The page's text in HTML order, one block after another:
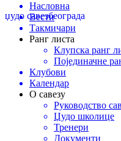
џудо савезбеограда
Насловна
Вести
Такмичари
Ранг листа
Клупска ранг
Појединачне
Клубови
Календар
О савезу
Руководство
Џудо школице
Тренери
Документи